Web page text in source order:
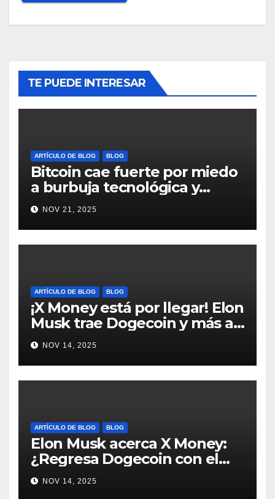
TE PUEDE INTERESAR
ARTÍCULO DE BLOG BLOG
Bitcoin cae fuerte por miedo
a burbuja tecnológica y
nervios en AI #crypto
#Bitcoin
NOV 21, 2025
ARTÍCULO DE BLOG BLOG
¡X Money está por llegar! Elon
Musk trae Dogecoin y más al
mundo de pagos #Crypto
#Dogecoin
NOV 14, 2025
ARTÍCULO DE BLOG BLOG
Elon Musk acerca X Money:
¿Regresa Dogecoin con el
nuevo pago nativo? #Cripto
#Dogecoin
NOV 14, 2025